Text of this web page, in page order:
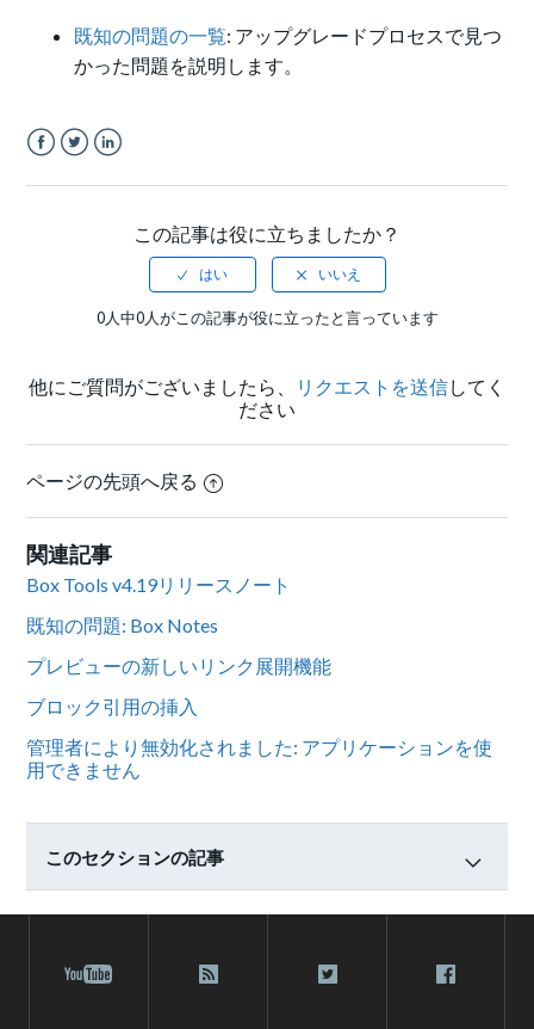
既知の問題の一覧: アップグレードプロセスで見つ
かった問題を説明します。
この記事は役に立ちましたか？
0人中0人がこの記事が役に立ったと言っています
他にご質問がございましたら、 リクエストを送信してく
ださい
ページの先頭へ戻る
関連記事
Box Tools v4.19リリースノート
既知の問題: Box Notes
プレビューの新しいリンク展開機能
ブロック引用の挿入
管理者により無効化されました: アプリケーションを使
用できません
このセクションの記事